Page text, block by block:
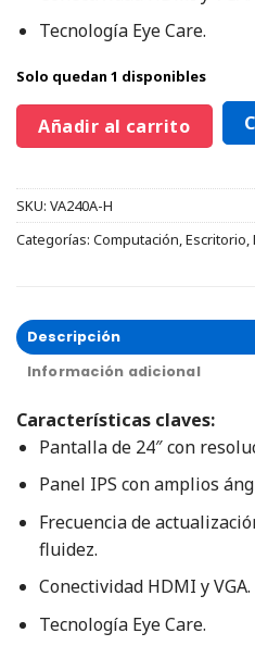
Tecnología Eye Care.
Solo quedan 1 disponibles
Añadir al carrito
SKU: VA240A-H
Categorías: Computación,Escritorio,
Descripción
Información adicional
Características claves:
Pantalla de 24″ con
Panel IPS con amplios
Frecuencia de
fluidez.
Conectividad HDMI y VGA.
Tecnología Eye Care.